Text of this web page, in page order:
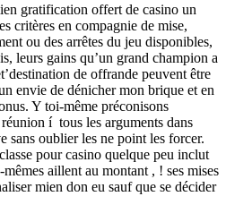
gratification offert de casino un
critères en compagnie de mise,
ou des arrêtes du jeu disponibles,
leurs gains qu’un grand champion a
de offrande peuvent être
envie de dénicher mon brique et en
Y toi-même préconisons
í tous les arguments dans
sans oublier les ne point les forcer.
pour casino quelque peu inclut
aillent au montant , ! ses mises
mien don eu sauf que se décider